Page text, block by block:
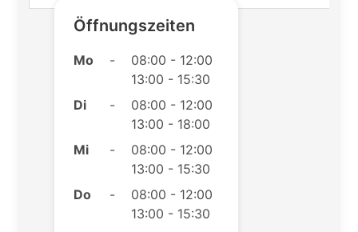
Öffnungszeiten
Mo -
08:00 - 12:00
13:00 - 15:30
Di
-
08:00 - 12:00
13:00 - 18:00
Mi
-
08:00 - 12:00
13:00 - 15:30
Do
-
08:00 - 12:00
13:00 - 15:30